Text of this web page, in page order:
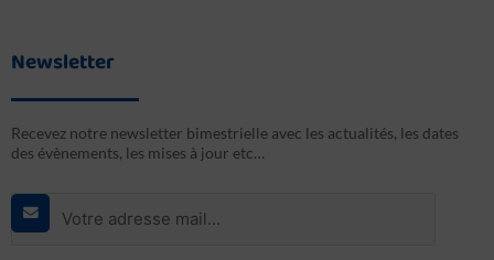
Newsletter
Recevez notre newsletter bimestrielle avec les actualités, les dates
des évènements, les mises à jour etc…
E-
mail